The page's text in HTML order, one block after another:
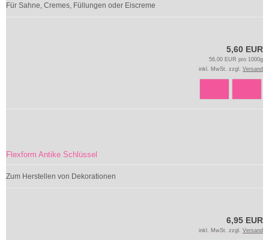
Für Sahne, Cremes, Füllungen oder Eiscreme
5,60 EUR
56,00 EUR pro 1000g
inkl. MwSt. zzgl. Versand
Flexform Antike Schlüssel
Zum Herstellen von Dekorationen
6,95 EUR
inkl. MwSt. zzgl. Versand